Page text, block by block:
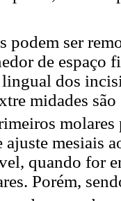
podem ser
de
lingual dos
midades
ajuste mesiais
quando for
Porém,